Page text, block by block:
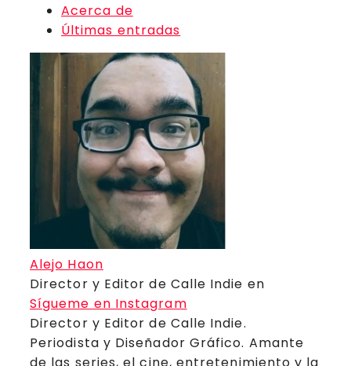
Acerca de
Últimas entradas
Alejo Haon
Director y Editor de Calle Indie en
Sígueme en Instagram
Director y Editor de Calle Indie.
Periodista y Diseñador Gráfico. Amante